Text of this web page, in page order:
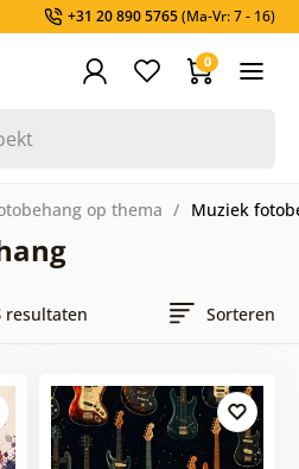
+31 20 890 5765(Ma-Vr: 7 - 16)
0
op thema Muziek
resultaten Sorteren